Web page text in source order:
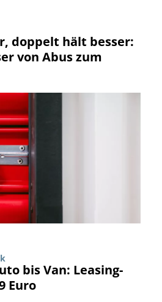
doppelt hält besser:
von Abus zum
bis Van: Leasing-
Euro